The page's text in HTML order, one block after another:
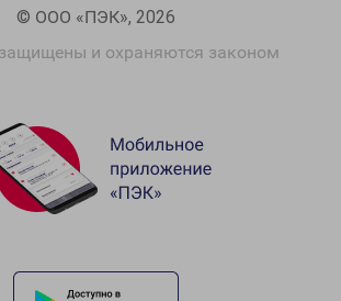
© ООО «ПЭК», 2026
и охраняются законом